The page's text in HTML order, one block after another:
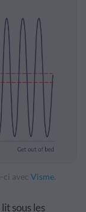
avec Visme
sous les